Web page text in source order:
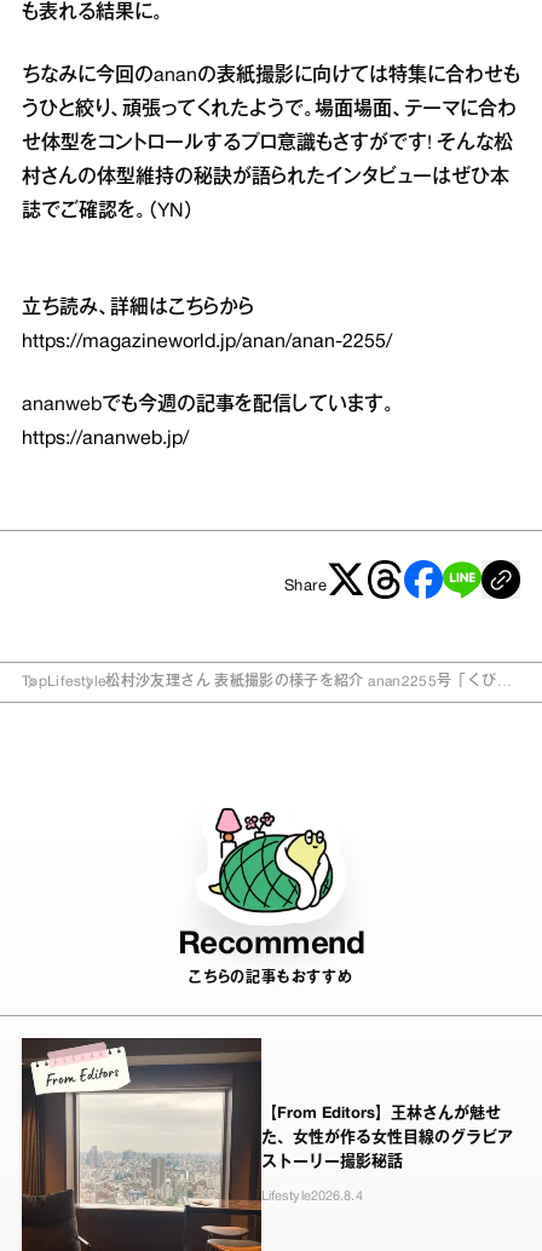
も表れる結果に。
ちなみに今回のananの表紙撮影に向けては特集に合わせも
うひと絞り、頑張ってくれたようで。場面場面、テーマに合わ
せ体型をコントロールするプロ意識もさすがです! そんな松
村さんの体型維持の秘訣が語られたインタビューはぜひ本
誌でご確認を。（YN）
立ち読み、詳細はこちらから
https://magazineworld.jp/anan/anan-2255/
ananwebでも今週の記事を配信しています。
https://ananweb.jp/
Share
Top Lifestyle松村沙友理さん 表紙撮影の様子を紹介 anan2255号「くびれ
Recommend
こちらの記事もおすすめ
【From Editors】王林さんが魅せ
た、女性が作る女性目線のグラビア
ストーリー撮影秘話
Lifestyle2026.8.4